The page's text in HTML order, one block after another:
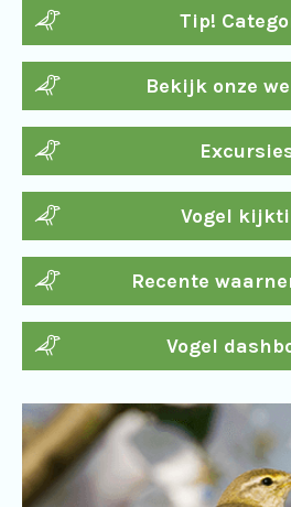
Tip!
Bekijk onze
Vogel
Recente
Vogel